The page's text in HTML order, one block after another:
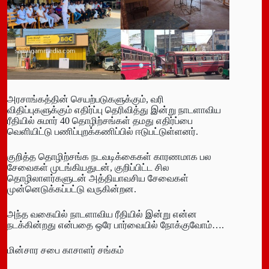
அரசாங்கத்தின் செயற்படுகளுக்கும், வரி
விதிப்புகளுக்கும் எதிர்ப்பு தெரிவித்து இன்று நாடளாவிய
ரீதியில் சுமார் 40 தொழிற்சங்கள் தமது எதிர்ப்பை
வெளியிட்டு பணிப்புறக்கணிப்பில் ஈடுபட்டுள்ளனர்.
குறித்த தொழிற்சங்க நடவடிக்கைகள் காரணமாக பல
சேவைகள் முடங்கியதுடன், குறிப்பிட்ட சில
தொழிலாளர்களுடன் அத்தியாவசிய சேவைகள்
முன்னெடுக்கப்பட்டு வருகின்றன.
அந்த வகையில் நாடளாவிய ரீதியில் இன்று என்ன
நடக்கின்றது என்பதை ஒரே பார்வையில் நோக்குவோம்….
மின்சார சபை காசாளர் சங்கம்